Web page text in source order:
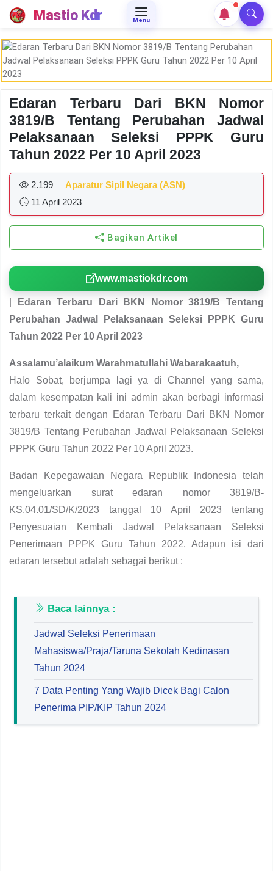
Mastio Kdr Menu
Edaran Terbaru Dari BKN Nomor
3819/B Tentang Perubahan Jadwal
Pelaksanaan Seleksi PPPK Guru
Tahun 2022 Per 10 April 2023
2.199
Aparatur Sipil Negara (ASN)
11 April 2023
Bagikan Artikel
www.mastiokdr.com
Edaran Terbaru Dari BKN Nomor 3819/B Tentang
Perubahan Jadwal Pelaksanaan Seleksi PPPK Guru
Tahun 2022 Per 10 April 2023
Assalamu’alaikum Warahmatullahi Wabarakaatuh,
Halo Sobat, berjumpa lagi ya di Channel yang sama,
dalam kesempatan kali ini admin akan berbagi informasi
terbaru terkait dengan Edaran Terbaru Dari BKN Nomor
3819/B Tentang Perubahan Jadwal Pelaksanaan Seleksi
PPPK Guru Tahun 2022 Per 10 April 2023.
Badan Kepegawaian Negara Republik Indonesia telah
mengeluarkan surat edaran nomor 3819/B-
KS.04.01/SD/K/2023 tanggal 10 April 2023 tentang
Penyesuaian Kembali Jadwal Pelaksanaan Seleksi
Penerimaan PPPK Guru Tahun 2022. Adapun isi dari
edaran tersebut adalah sebagai berikut :
Baca lainnya :
Jadwal Seleksi Penerimaan
Mahasiswa/Praja/Taruna Sekolah Kedinasan
Tahun 2024
7 Data Penting Yang Wajib Dicek Bagi Calon
Penerima PIP/KIP Tahun 2024